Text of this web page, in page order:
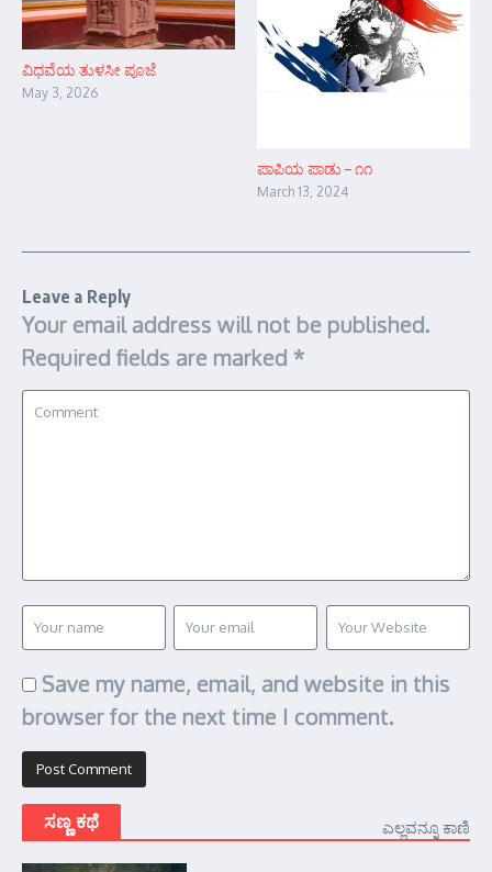
ವಿಧವೆಯ ತುಳಸೀ ಪೂಜೆ
May 3, 2026
ಪಾಪಿಯ ಪಾಡು – ೧೧
March 13, 2024
Leave a Reply
Your email address will not be published.
Required fields are marked *
Save my name, email, and website in this
browser for the next time I comment.
ಸಣ್ಣ ಕಥೆ ಎಲ್ಲವನ್ನೂ ಕಾಣಿ